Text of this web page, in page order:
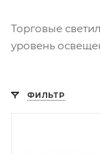
Торговые
уровень
ФИЛЬТР